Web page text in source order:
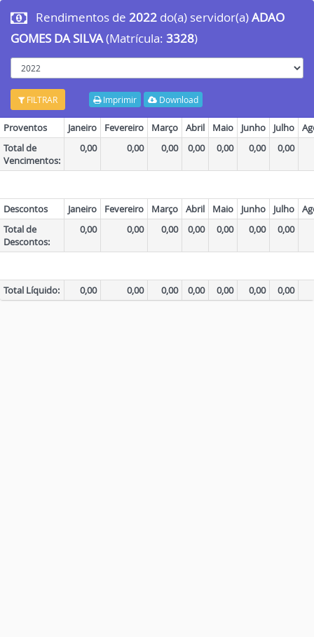
Rendimentos de 2022 do(a) servidor(a)ADAO
GOMES DA SILVA(Matrícula: 3328)
ano
FILTRAR Imprimir Download
Proventos Janeiro Fevereiro Março Abril Maio Junho Julho
Total de
Vencimentos:
0,00 0,00 0,00 0,00 0,00 0,00 0,00
Descontos Janeiro Fevereiro Março Abril Maio Junho Julho
Total de
Descontos:
0,00 0,00 0,00 0,00 0,00 0,00 0,00
Total Líquido: 0,00 0,00 0,00 0,00 0,00 0,00 0,00